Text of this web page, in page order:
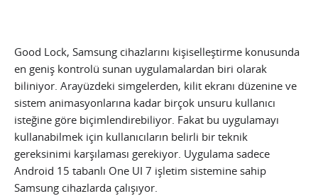
Good Lock, Samsung cihazlarını kişiselleştirme konusunda
en geniş kontrolü sunan uygulamalardan biri olarak
biliniyor. Arayüzdeki simgelerden, kilit ekranı düzenine ve
sistem animasyonlarına kadar birçok unsuru kullanıcı
isteğine göre biçimlendirebiliyor. Fakat bu uygulamayı
kullanabilmek için kullanıcıların belirli bir teknik
gereksinimi karşılaması gerekiyor. Uygulama sadece
Android 15 tabanlı One UI 7 işletim sistemine sahip
Samsung cihazlarda çalışıyor.